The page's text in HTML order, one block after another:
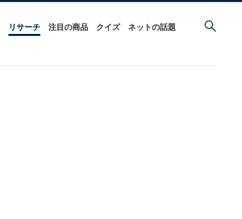
リサーチ 注目の商品 クイズ ネットの話題